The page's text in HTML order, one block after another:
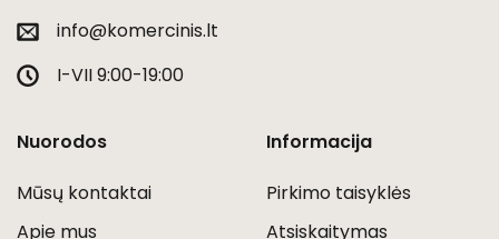
info@komercinis.lt
I-VII 9:00-19:00
Nuorodos
Mūsų kontaktai
Apie mus
Informacija
Pirkimo taisyklės
Atsiskaitymas